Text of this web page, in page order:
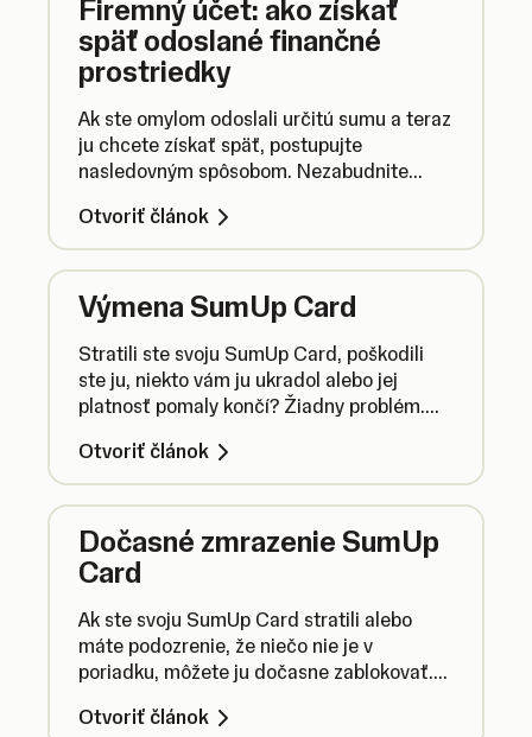
Firemný účet: ako získať
späť odoslané finančné
prostriedky
Ak ste omylom odoslali určitú sumu a teraz
ju chcete získať späť, postupujte
nasledovným spôsobom. Nezabudnite
získať späť iba v určitých prípadoch.
Otvoriť článok
Výmena SumUp Card
Stratili ste svoju SumUp Card, poškodili
ste ju, niekto vám ju ukradol alebo jej
platnosť pomaly končí? Žiadny problém.
zvládnete ľavou zadnou.
Otvoriť článok
Dočasné zmrazenie SumUp
Card
Ak ste svoju SumUp Card stratili alebo
máte podozrenie, že niečo nie je v
poriadku, môžete ju dočasne zablokovať.
odblokovať.
Otvoriť článok